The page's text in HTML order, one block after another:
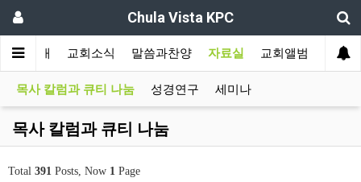
Chula Vista KPC
교회소개 교회소식 말씀과찬양 자료실 교회앨범
목사 칼럼과 큐티 나눔 성경연구 세미나
목사 칼럼과 큐티 나눔
Total 391 Posts, Now 1 Page